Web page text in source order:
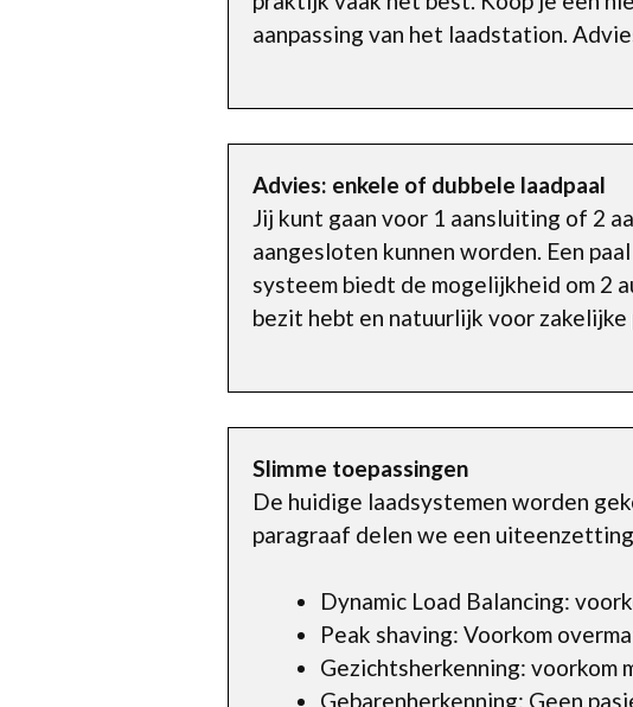
aanpassing van het laadstation.
Advies: enkele of dubbele laadpaal
Jij kunt gaan voor 1 aansluiting of 2
aangesloten kunnen worden. Een
systeem biedt de mogelijkheid om 2
bezit hebt en natuurlijk voor zakelijke
Slimme toepassingen
De huidige laadsystemen worden
paragraaf delen we een
Dynamic Load Balancing:
Peak shaving: Voorkom
Gezichtsherkenning: voorkom
Gebarenherkenning: Geen